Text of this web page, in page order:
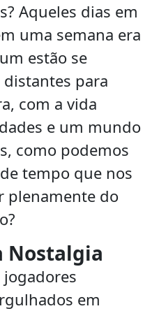
Aqueles dias em
uma semana era
estão se
para
com a vida
e um mundo
como podemos
tempo que nos
plenamente do
Nostalgia
em